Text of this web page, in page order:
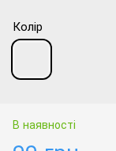
Колір
В наявності